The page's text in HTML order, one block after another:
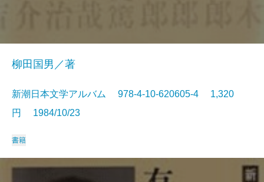
柳田国男／著
新潮日本文学アルバム 978-4-10-620605-4 1,320
円 1984/10/23
書籍